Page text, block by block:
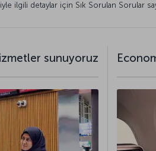
ilgili detaylar için Sık Sorulan Sorular
sunuyoruz